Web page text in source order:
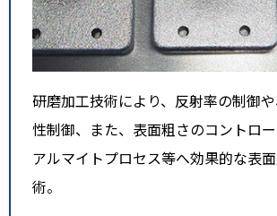
研磨加工技術により、反射率の制御
性制御、また、表面粗さのコントロー
アルマイトプロセス等へ効果的な表
術。